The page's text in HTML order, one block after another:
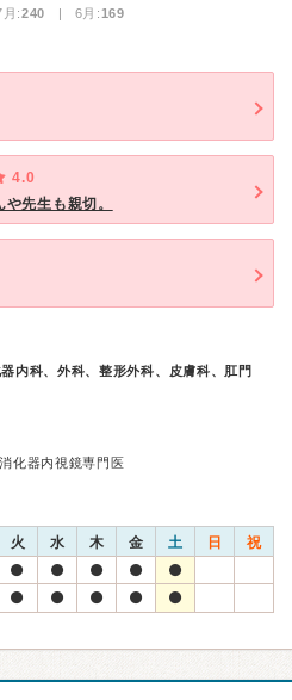
:240 | 6月:169
4.0
先生も親切。
内科、外科、整形外科、皮膚科、肛門
化器内視鏡専門医
火 水 木 金 土 日 祝